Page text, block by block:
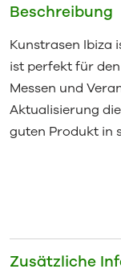
Beschreibung
Kunstrasen Ibiza
ist perfekt für
Messen und
Aktualisierung
guten Produkt in
Zusätzliche